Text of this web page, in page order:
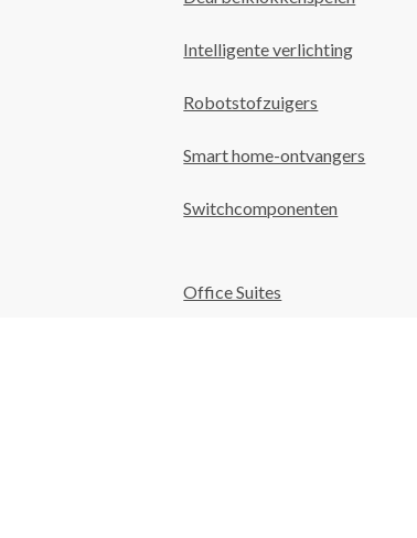
Intelligente verlichting
Robotstofzuigers
Smart home-ontvangers
Switchcomponenten
Office Suites